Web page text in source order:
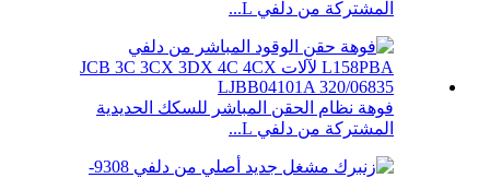
المشتركة من دلفي L...
فوهة نظام الحقن المباشر للسكك الحديدية
المشتركة من دلفي L...